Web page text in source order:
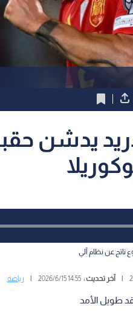
يدشن
ناتج عن نظام آلي
آخر تحديث :14:55 2026/6/15 رياضة
طويل الأمد